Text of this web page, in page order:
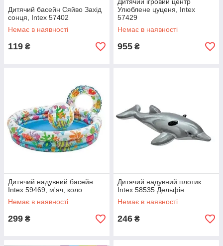
Дитячий басейн Сяйво Захід
сонця, Intex 57402
Немає в наявності
119 ₴
Улюблене цуценя, Intex
57429
Немає в наявності
955 ₴
Дитячий надувний басейн
Intex 59469, м'яч, коло
Немає в наявності
299 ₴
Дитячий надувний плотик
Intex 58535 Дельфін
Немає в наявності
246 ₴